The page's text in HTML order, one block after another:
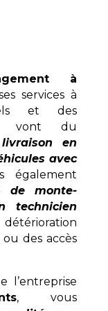
à
services à
et des
vont du
en
avec
également
de monte-
technicien
des accès
l’entreprise
, vous